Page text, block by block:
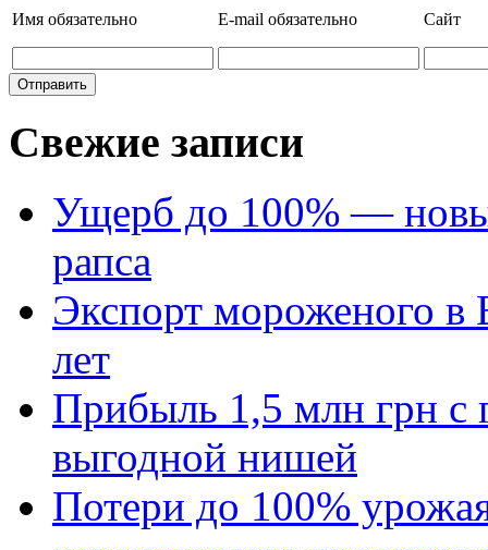
Имя обязательно E-mail обязательно Сайт
Свежие записи
Ущерб до 100% —
рапса
Экспорт мороженого в
лет
Прибыль 1,5 млн грн с
выгодной нишей
Потери до 100%